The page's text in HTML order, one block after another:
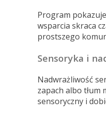
Program
wsparcia skraca
prostszego
Sensoryka i
Nadwrażliwość
zapach albo tłum
sensoryczny i